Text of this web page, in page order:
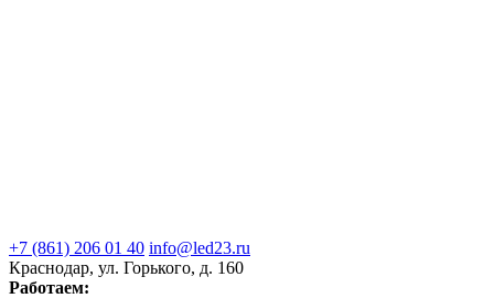
+7 (861) 206 01 40 info@led23.ru
Краснодар, ул. Горького, д. 160
Работаем: